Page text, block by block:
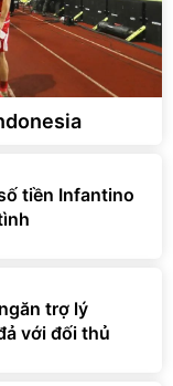
tiền Infantino
trợ lý
với đối thủ